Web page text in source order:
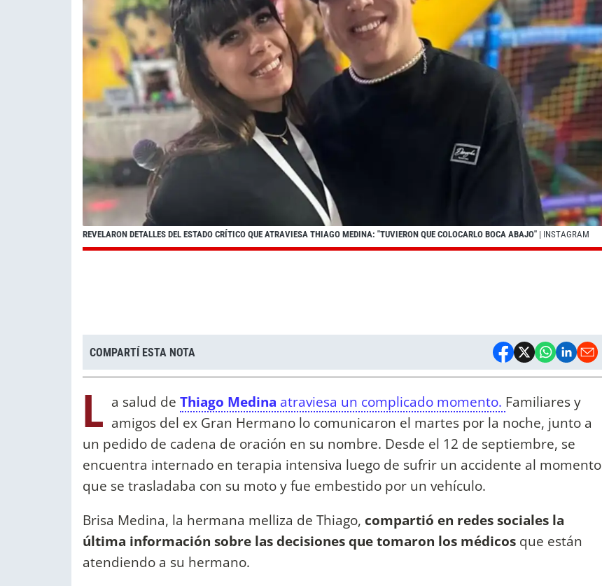
REVELARON DETALLES DEL ESTADO CRÍTICO QUE ATRAVIESA THIAGO MEDINA: "TUVIERON QUE COLOCARLO BOCA ABAJO" | INSTAGRAM
COMPARTÍ ESTA NOTA
L a salud de Thiago Medina atraviesa un complicado momento. Familiares y
amigos del ex Gran Hermano lo comunicaron el martes por la noche, junto a
un pedido de cadena de oración en su nombre. Desde el 12 de septiembre, se
encuentra internado en terapia intensiva luego de sufrir un accidente al momento
que se trasladaba con su moto y fue embestido por un vehículo.
Brisa Medina, la hermana melliza de Thiago, compartió en redes sociales la
última información sobre las decisiones que tomaron los médicos que están
atendiendo a su hermano.